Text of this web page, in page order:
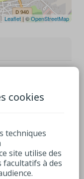
Leaflet| ©OpenStreetMap
cookies
techniques
site utilise des
facultatifs à des